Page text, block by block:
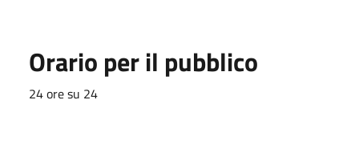
Orario per il pubblico
24 ore su 24